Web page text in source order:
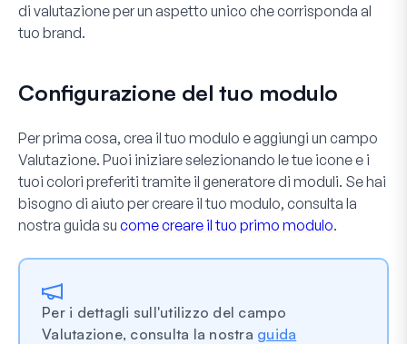
di valutazione per un aspetto unico che corrisponda al
tuo brand.
Configurazione del tuo modulo
Per prima cosa, crea il tuo modulo e aggiungi un campo
Valutazione. Puoi iniziare selezionando le tue icone e i
tuoi colori preferiti tramite il generatore di moduli. Se hai
bisogno di aiuto per creare il tuo modulo, consulta la
nostra guida su come creare il tuo primo modulo.
Per i dettagli sull'utilizzo del campo
Valutazione, consulta la nostra guida